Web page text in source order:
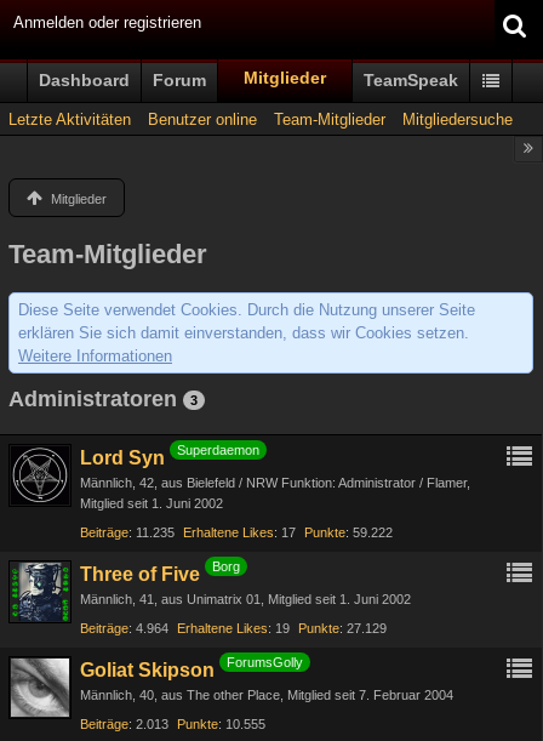
Anmelden oder registrieren
Dashboard Forum Mitglieder TeamSpeak
Letzte Aktivitäten Benutzer online Team-Mitglieder Mitgliedersuche
Mitglieder
Team-Mitglieder
Diese Seite verwendet Cookies. Durch die Nutzung unserer Seite
erklären Sie sich damit einverstanden, dass wir Cookies setzen.
Weitere Informationen
Administratoren 3
Lord Syn Superdaemon
Männlich 42 aus Bielefeld / NRW Funktion: Administrator / Flamer
Mitglied seit 1. Juni 2002
Beiträge 11.235 Erhaltene Likes 17 Punkte 59.222
Three of Five Borg
Männlich 41 aus Unimatrix 01
Mitglied seit 1. Juni 2002
Beiträge 4.964 Erhaltene Likes 19 Punkte 27.129
Goliat Skipson ForumsGolly
Männlich 40 aus The other Place Mitglied seit 7. Februar 2004
Beiträge 2.013 Punkte 10.555